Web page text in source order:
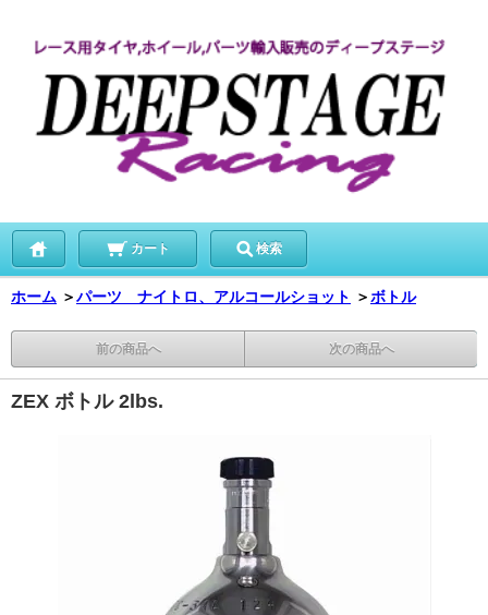
カート 検索
ホーム ＞パーツ ナイトロ、アルコールショット ＞ボトル
前の商品へ 次の商品へ
ZEX ボトル 2lbs.